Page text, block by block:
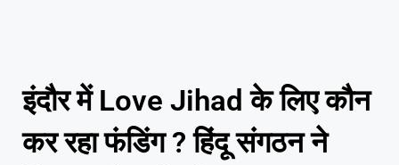
इंदौर में Love Jihad के लिए कौन
कर रहा फंडिंग ? हिंदू संगठन ने